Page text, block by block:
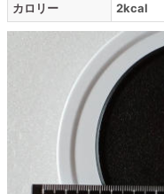
カロリー
2kcal